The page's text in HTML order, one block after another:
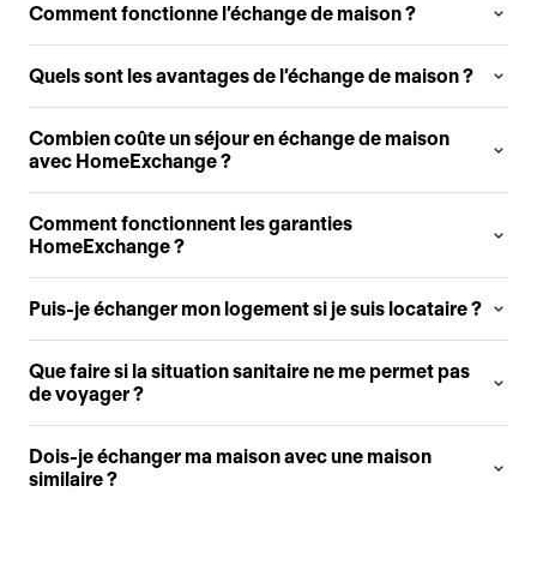
Comment fonctionne l’échange de maison ?
Quels sont les avantages de l’échange de maison ?
Combien coûte un séjour en échange de maison
avec HomeExchange ?
Comment fonctionnent les garanties
HomeExchange ?
Puis-je échanger mon logement si je suis locataire ?
Que faire si la situation sanitaire ne me permet pas
de voyager ?
Dois-je échanger ma maison avec une maison
similaire ?